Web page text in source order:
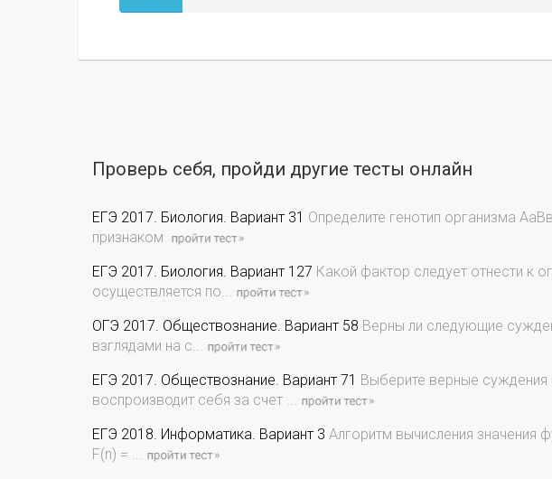
Проверь себя, пройди другие тесты онлайн
ЕГЭ 2017. Биология. Вариант 31 Определите генотип организма
признаком
ЕГЭ 2017. Биология. Вариант 127 Какой фактор следует отнести к
осуществляется по...
ОГЭ 2017. Обществознание. Вариант 58 Верны ли следующие
взглядами на с...
ЕГЭ 2017. Обществознание. Вариант 71 Выберите верные
воспроизводит себя за счет ...
ЕГЭ 2018. Информатика. Вариант 3 Алгоритм вычисления значения
F(n) = ...